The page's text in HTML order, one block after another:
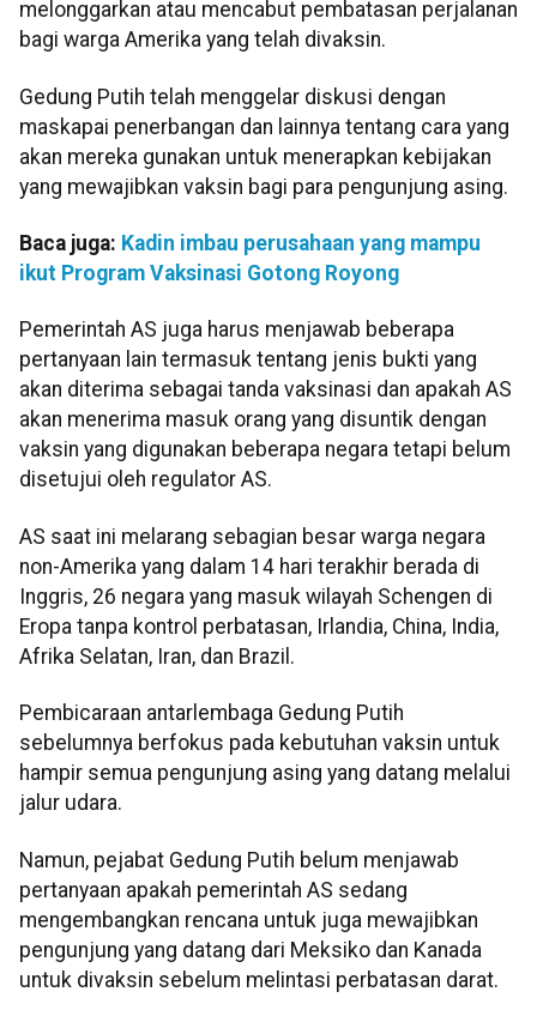
melonggarkan atau mencabut pembatasan perjalanan
bagi warga Amerika yang telah divaksin.
Gedung Putih telah menggelar diskusi dengan
maskapai penerbangan dan lainnya tentang cara yang
akan mereka gunakan untuk menerapkan kebijakan
yang mewajibkan vaksin bagi para pengunjung asing.
Baca juga: Kadin imbau perusahaan yang mampu
ikut Program Vaksinasi Gotong Royong
Pemerintah AS juga harus menjawab beberapa
pertanyaan lain termasuk tentang jenis bukti yang
akan diterima sebagai tanda vaksinasi dan apakah AS
akan menerima masuk orang yang disuntik dengan
vaksin yang digunakan beberapa negara tetapi belum
disetujui oleh regulator AS.
AS saat ini melarang sebagian besar warga negara
non-Amerika yang dalam 14 hari terakhir berada di
Inggris, 26 negara yang masuk wilayah Schengen di
Eropa tanpa kontrol perbatasan, Irlandia, China, India,
Afrika Selatan, Iran, dan Brazil.
Pembicaraan antarlembaga Gedung Putih
sebelumnya berfokus pada kebutuhan vaksin untuk
hampir semua pengunjung asing yang datang melalui
jalur udara.
Namun, pejabat Gedung Putih belum menjawab
pertanyaan apakah pemerintah AS sedang
mengembangkan rencana untuk juga mewajibkan
pengunjung yang datang dari Meksiko dan Kanada
untuk divaksin sebelum melintasi perbatasan darat.